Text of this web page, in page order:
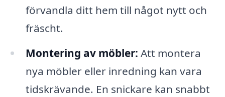
förvandla ditt hem till något nytt och
fräscht.
Montering av möbler: Att montera
nya möbler eller inredning kan vara
tidskrävande. En snickare kan snabbt